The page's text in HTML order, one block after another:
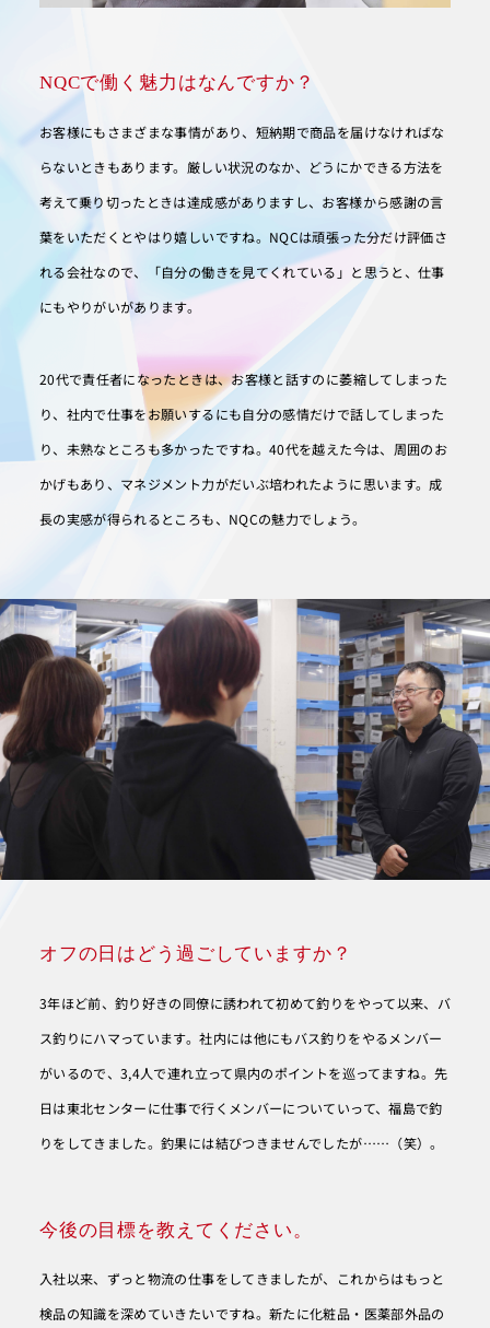
NQCで働く魅力はなんですか？
お客様にもさまざまな事情があり、短納期で商品を届けなければな
らないときもあります。厳しい状況のなか、どうにかできる方法を
考えて乗り切ったときは達成感がありますし、お客様から感謝の言
葉をいただくとやはり嬉しいですね。NQCは頑張った分だけ評価さ
れる会社なので、「自分の働きを見てくれている」と思うと、仕事
にもやりがいがあります。
20代で責任者になったときは、お客様と話すのに萎縮してしまった
り、社内で仕事をお願いするにも自分の感情だけで話してしまった
り、未熟なところも多かったですね。40代を越えた今は、周囲のお
かげもあり、マネジメント力がだいぶ培われたように思います。成
長の実感が得られるところも、NQCの魅力でしょう。
オフの日はどう過ごしていますか？
3年ほど前、釣り好きの同僚に誘われて初めて釣りをやって以来、バ
ス釣りにハマっています。社内には他にもバス釣りをやるメンバー
がいるので、3,4人で連れ立って県内のポイントを巡ってますね。先
日は東北センターに仕事で行くメンバーについていって、福島で釣
りをしてきました。釣果には結びつきませんでしたが……（笑）。
今後の目標を教えてください。
入社以来、ずっと物流の仕事をしてきましたが、これからはもっと
検品の知識を深めていきたいですね。新たに化粧品・医薬部外品の